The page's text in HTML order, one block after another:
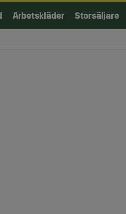
Arbetskläder Storsäljare